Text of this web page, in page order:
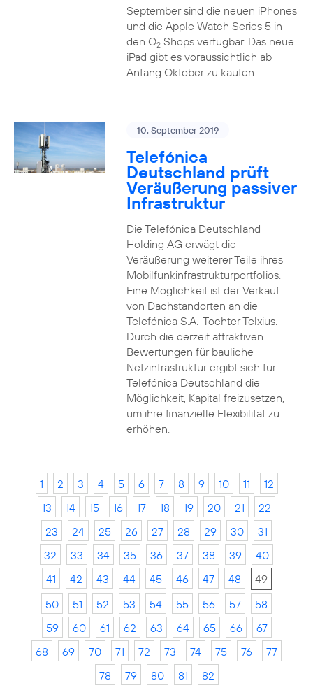
September sind die neuen iPhones
und die Apple Watch Series 5 in
den O2Shops verfügbar. Das neue
iPad gibt es voraussichtlich ab
Anfang Oktober zu kaufen.
10. September 2019
Telefónica
Deutschland prüft
Veräußerung passiver
Infrastruktur
Die Telefónica Deutschland
Holding AG erwägt die
Veräußerung weiterer Teile ihres
Mobilfunkinfrastrukturportfolios.
Eine Möglichkeit ist der Verkauf
von Dachstandorten an die
Telefónica S.A.-Tochter Telxius.
Durch die derzeit attraktiven
Bewertungen für bauliche
Netzinfrastruktur ergibt sich für
Telefónica Deutschland die
Möglichkeit, Kapital freizusetzen,
um ihre finanzielle Flexibilität zu
erhöhen.
1 2 3 4 5 6 7 8 9 10 11
12
13
14 15 16 17 18 19 20 21
22
23
24 25 26 27 28 29 30
31
32
33 34 35 36 37 38 39
40
41
42 43 44 45 46 47 48
49
50
51 52 53 54 55 56 57
58
59
60 61 62 63 64 65 66
67
68
69 70 71 72 73 74 75 76
77
78
79 80 81 82